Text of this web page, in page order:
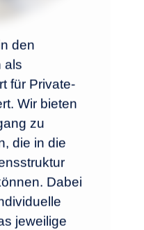
den
als
für Private-
Wir bieten
zu
die in die
Dabei
jeweilige